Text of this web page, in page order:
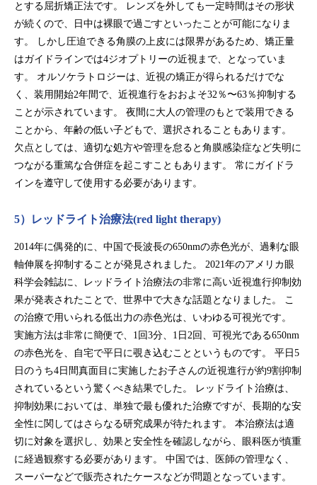
とする屈折矯正法です。 レンズを外しても一定時間はその形状
が続くので、日中は裸眼で過ごすといったことが可能になりま
す。 しかし圧迫できる角膜の上皮には限界があるため、矯正量
はガイドラインでは4ジオプトリーの近視まで、となっていま
す。 オルソケラトロジーは、近視の矯正が得られるだけでな
く、装用開始2年間で、近視進行をおおよそ32％〜63％抑制する
ことが示されています。 夜間に大人の管理のもとで装用できる
ことから、年齢の低い子どもで、選択されることもあります。
欠点としては、適切な処方や管理を怠ると角膜感染症など失明に
つながる重篤な合併症を起こすこともあります。 常にガイドラ
インを遵守して使用する必要があります。
5）レッドライト治療法(red light therapy)
2014年に偶発的に、中国で長波長の650nmの赤色光が、過剰な眼
軸伸展を抑制することが発見されました。 2021年のアメリカ眼
科学会雑誌に、レッドライト治療法の非常に高い近視進行抑制効
果が発表されたことで、世界中で大きな話題となりました。 こ
の治療で用いられる低出力の赤色光は、いわゆる可視光です。
実施方法は非常に簡便で、1回3分、1日2回、可視光である650nm
の赤色光を、自宅で平日に覗き込むことというものです。 平日5
日のうち4日間真面目に実施したお子さんの近視進行が約9割抑制
されているという驚くべき結果でした。 レッドライト治療は、
抑制効果においては、単独で最も優れた治療ですが、長期的な安
全性に関してはさらなる研究成果が待たれます。 本治療法は適
切に対象を選択し、効果と安全性を確認しながら、眼科医が慎重
に経過観察する必要があります。 中国では、医師の管理なく、
スーパーなどで販売されたケースなどが問題となっています。